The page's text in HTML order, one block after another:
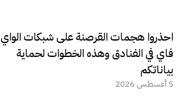
احذروا هجمات القرصنة على شبكات الواي
فاي في الفنادق وهذه الخطوات لحماية
بياناتكم
5 أغسطس 2026